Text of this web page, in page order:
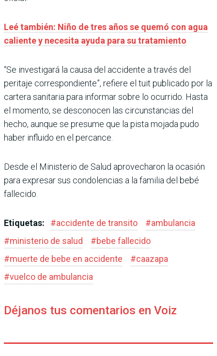
Leé también: Niño de tres años se quemó con agua
caliente y necesita ayuda para su tratamiento
“Se investigará la causa del accidente a través del
peritaje correspondiente”, refiere el tuit publicado por la
cartera sanitaria para informar sobre lo ocurrido. Hasta
el momento, se desconocen las circunstancias del
hecho, aunque se presume que la pista mojada pudo
haber influido en el percance.
Desde el Ministerio de Salud aprovecharon la ocasión
para expresar sus condolencias a la familia del bebé
fallecido.
Etiquetas: #accidente de transito #ambulancia
#ministerio de salud #bebe fallecido
#muerte de bebe en accidente #caazapa
#vuelco de ambulancia
Déjanos tus comentarios en Voiz